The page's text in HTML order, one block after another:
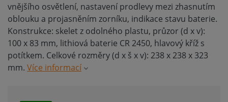
vnějšího osvětlení, nastavení prodlevy mezi zhasnutím
oblouku a projasněním zorníku, indikace stavu baterie.
Konstrukce: skelet z odolného plastu, průzor (d x v):
100 x 83 mm, lithiová baterie CR 2450, hlavový kříž s
potítkem. Celkové rozměry (d x š x v): 238 x 238 x 323
mm. Více informací